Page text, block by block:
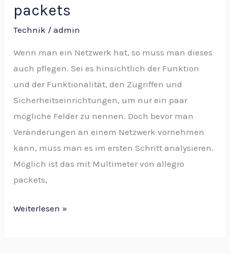
packets
Technik /admin
Wenn man ein Netzwerk hat, so muss man dieses
auch pflegen. Sei es hinsichtlich der Funktion
und der Funktionalität, den Zugriffen und
Sicherheitseinrichtungen, um nur ein paar
mögliche Felder zu nennen. Doch bevor man
Veränderungen an einem Netzwerk vornehmen
kann, muss man es im ersten Schritt analysieren.
Möglich ist das mit Multimeter von allegro
packets,
Weiterlesen »